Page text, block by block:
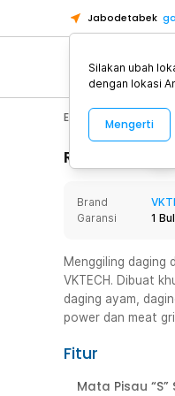
Jabodetabek
Electronic
Rincian Produk
Brand
Garansi
1
Menggiling daging
VKTECH. Dibuat
daging ayam,
power dan meat
Fitur
Mata Pisau
Silakan ubah
dengan lokasi
Mengerti